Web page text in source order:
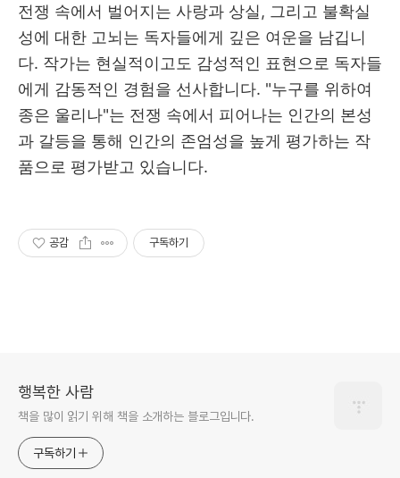
전쟁 속에서 벌어지는 사랑과 상실, 그리고 불확실
성에 대한 고뇌는 독자들에게 깊은 여운을 남깁니
다. 작가는 현실적이고도 감성적인 표현으로 독자들
에게 감동적인 경험을 선사합니다. "누구를 위하여
종은 울리나"는 전쟁 속에서 피어나는 인간의 본성
과 갈등을 통해 인간의 존엄성을 높게 평가하는 작
품으로 평가받고 있습니다.
공감 구독하기
행복한 사람
책을 많이 읽기 위해 책을 소개하는 블로그입니다.
구독하기